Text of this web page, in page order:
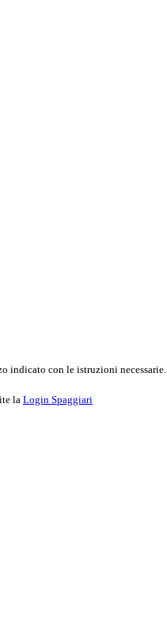
indicato con le istruzioni necessarie.
la Login Spaggiari